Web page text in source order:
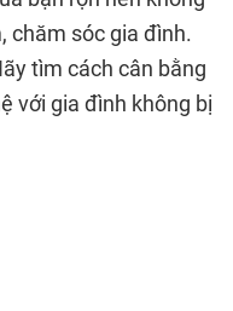
chăm sóc gia đình.
tìm cách cân bằng
với gia đình không bị